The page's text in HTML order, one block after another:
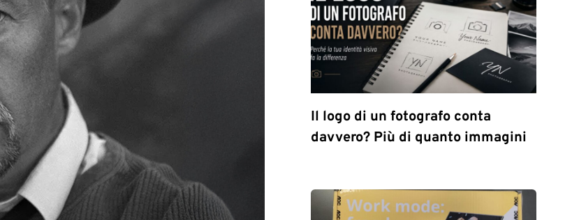
Il logo di un fotografo conta
davvero? Più di quanto immagini